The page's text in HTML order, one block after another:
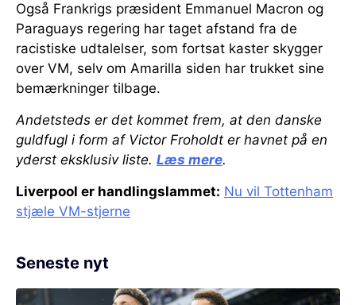
Også Frankrigs præsident Emmanuel Macron og
Paraguays regering har taget afstand fra de
racistiske udtalelser, som fortsat kaster skygger
over VM, selv om Amarilla siden har trukket sine
bemærkninger tilbage.
Andetsteds er det kommet frem, at den danske
guldfugl i form af Victor Froholdt er havnet på en
yderst eksklusiv liste. Læs mere.
Liverpool er handlingslammet: Nu vil Tottenham
stjæle VM-stjerne
Seneste nyt